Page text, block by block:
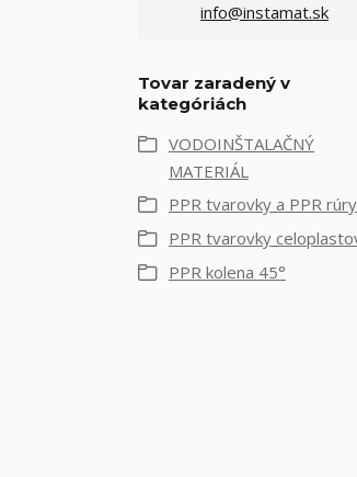
info@instamat.sk
Tovar zaradený v
kategóriách
VODOINŠTALAČNÝ
MATERIÁL
PPR tvarovky a PPR rúry
PPR tvarovky
PPR kolena 45°